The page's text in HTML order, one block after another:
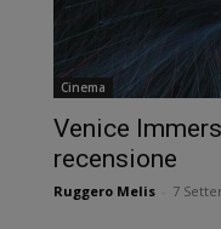
Cinema
Venice
recensione
Ruggero Melis 7